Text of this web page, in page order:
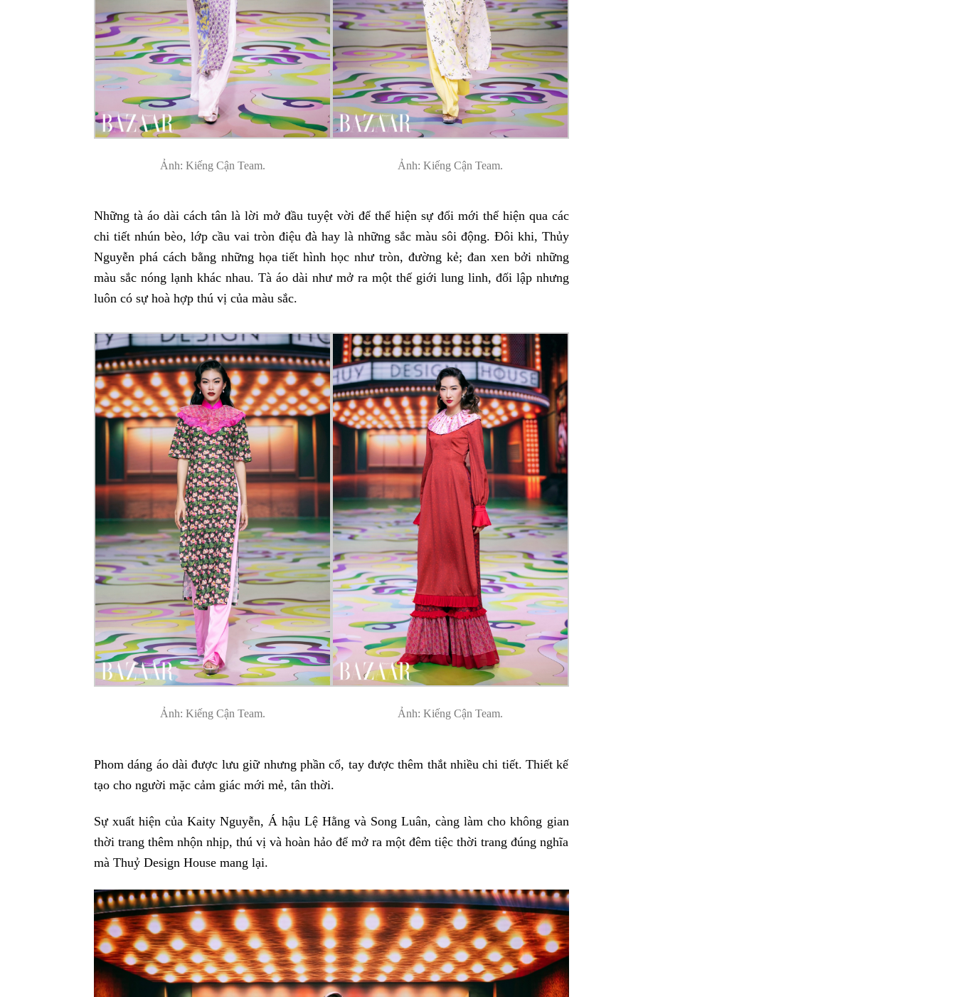
Ảnh: Kiếng Cận Team. Ảnh: Kiếng Cận Team.
Những tà áo dài cách tân là lời mở đầu tuyệt vời để thể hiện sự đổi mới thể hiện qua các
chi tiết nhún bèo, lớp cầu vai tròn điệu đà hay là những sắc màu sôi động. Đôi khi, Thủy
Nguyễn phá cách bằng những họa tiết hình học như tròn, đường kẻ; đan xen bởi những
màu sắc nóng lạnh khác nhau. Tà áo dài như mở ra một thế giới lung linh, đối lập nhưng
luôn có sự hoà hợp thú vị của màu sắc.
Ảnh: Kiếng Cận Team. Ảnh: Kiếng Cận Team.
Phom dáng áo dài được lưu giữ nhưng phần cổ, tay được thêm thắt nhiều chi tiết. Thiết kế
tạo cho người mặc cảm giác mới mẻ, tân thời.
Sự xuất hiện của Kaity Nguyễn, Á hậu Lệ Hằng và Song Luân, càng làm cho không gian
thời trang thêm nhộn nhịp, thú vị và hoàn hảo để mở ra một đêm tiệc thời trang đúng nghĩa
mà Thuỷ Design House mang lại.